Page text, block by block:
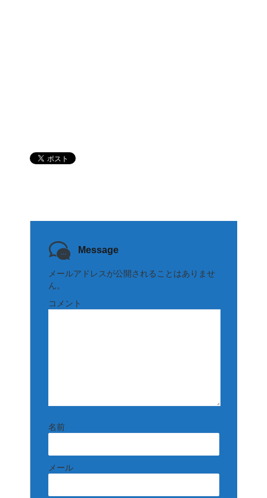
Message
メールアドレスが公開されることはありませ
ん。
コメント
名前
メール